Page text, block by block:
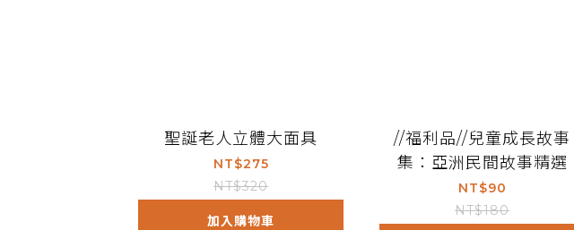
聖誕老人立體大面具
NT$275
NT$320
加入購物車
//福利品//兒童成長故事
集：亞洲民間故事精選
NT$90
NT$180